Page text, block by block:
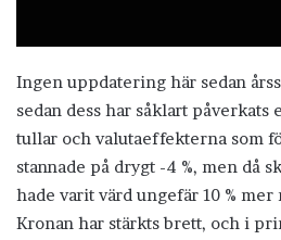
Ingen uppdatering här sedan
sedan dess har såklart påverkats
tullar och valutaeffekterna som
stannade på drygt -4 %, men då
hade varit värd ungefär 10 %
Kronan har stärkts brett, och i